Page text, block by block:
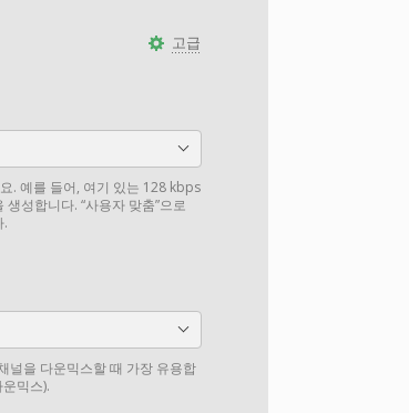
고급
. 예를 들어, 여기 있는 128 kbps
성합니다. “사용자 맞춤”으로
.
널을 다운믹스할 때 가장 유용합
믹스).